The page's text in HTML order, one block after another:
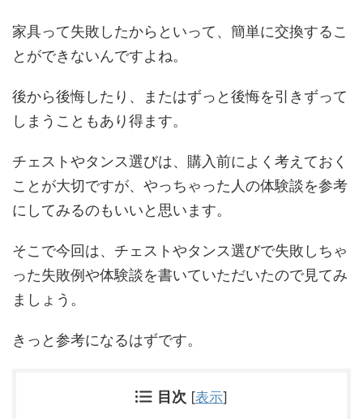
家具って失敗したからといって、簡単に交換するこ
とができないんですよね。
後から後悔したり、またはずっと後悔を引きずって
しまうこともあり得ます。
チェストやタンス選びは、購入前によく考えておく
ことが大切ですが、やっちゃった人の体験談を参考
にしてみるのもいいと思います。
そこで今回は、チェストやタンス選びで失敗しちゃ
った失敗例や体験談を書いていただいたので見てみ
ましょう。
きっと参考になるはずです。
目次 [表示]